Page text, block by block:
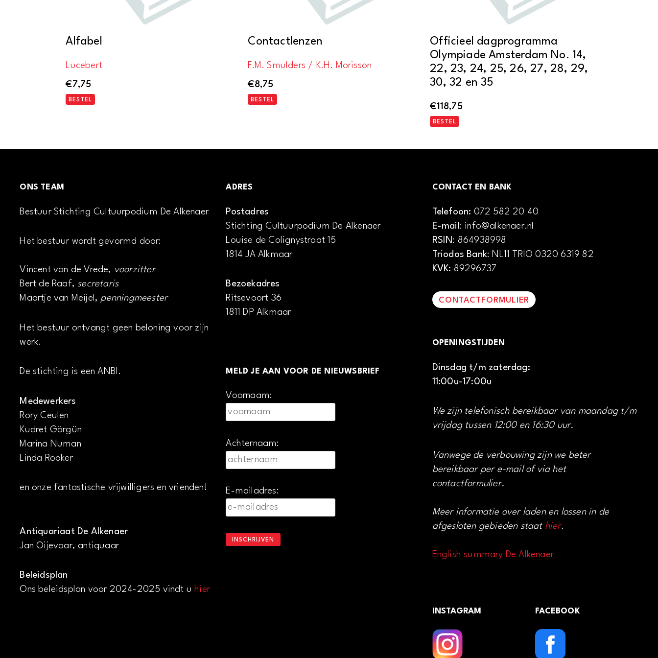
Alfabel
Lucebert
€7,75
BESTEL
Contactlenzen
F.M. Smulders / K.H. Morisson
€8,75
BESTEL
Officieel dagprogramma
Olympiade Amsterdam No. 14,
22, 23, 24, 25, 26, 27, 28, 29,
30, 32 en 35
€118,75
BESTEL
ONS TEAM
Bestuur Stichting Cultuurpodium De Alkenaer
Het bestuur wordt gevormd door:
Vincent van de Vrede, voorzitter
Bert de Raaf, secretaris
Maartje van Meijel, penningmeester
Het bestuur ontvangt geen beloning voor zijn
werk.
De stichting is een ANBI.
Medewerkers
Rory Ceulen
Kudret Görgün
Marina Numan
Linda Rooker
en onze fantastische vrijwilligers en vrienden!
Antiquariaat De Alkenaer
Jan Oijevaar, antiquaar
Beleidsplan
Ons beleidsplan voor 2024-2025 vindt uhier
ADRES
Postadres
Stichting Cultuurpodium De Alkenaer
Louise de Colignystraat 15
1814 JA Alkmaar
Bezoekadres
Ritsevoort 36
1811 DP Alkmaar
MELD JE AAN VOOR DE NIEUWSBRIEF
Voornaam:
Achternaam:
E-mailadres:
CONTACT EN BANK
Telefoon: 072 582 20 40
E-mail : info@alkenaer.nl
RSIN : 864938998
Triodos Bank: NL11 TRIO 0320 6319 82
KVK: 89296737
CONTACTFORMULIER
OPENINGSTIJDEN
Dinsdag t/m zaterdag:
11:00u-17:00u
We zijn telefonisch bereikbaar van maandag t/m
vrijdag tussen 12:00 en 16:30 uur.
Vanwege de verbouwing zijn we beter
bereikbaar per e-mail of via het
contactformulier.
Meer informatie over laden en lossen in de
afgesloten gebieden staat hier.
English summary De Alkenaer
INSTAGRAM FACEBOOK